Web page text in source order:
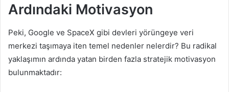
Ardındaki Motivasyon
Peki, Google ve SpaceX gibi devleri yörüngeye veri
merkezi taşımaya iten temel nedenler nelerdir? Bu radikal
yaklaşımın ardında yatan birden fazla stratejik motivasyon
bulunmaktadır: